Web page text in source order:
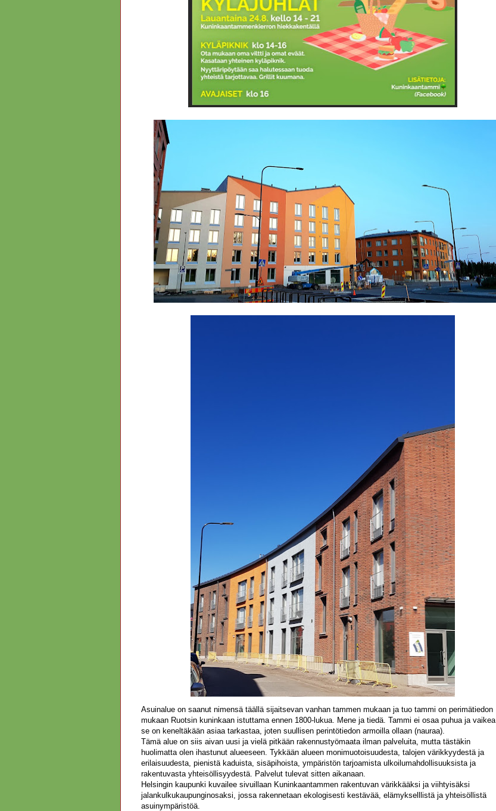
Asuinalue on saanut nimensä täällä sijaitsevan vanhan tammen mukaan ja tuo tammi on perimätiedon
mukaan Ruotsin kuninkaan istuttama ennen 1800-lukua. Mene ja tiedä. Tammi ei osaa puhua ja vaikea
se on keneltäkään asiaa tarkastaa, joten suullisen perintötiedon armoilla ollaan (nauraa).
Tämä alue on siis aivan uusi ja vielä pitkään rakennustyömaata ilman palveluita, mutta tästäkin
huolimatta olen ihastunut alueeseen. Tykkään alueen monimuotoisuudesta, talojen värikkyydestä ja
erilaisuudesta, pienistä kaduista, sisäpihoista, ympäristön tarjoamista ulkoilumahdollisuuksista ja
rakentuvasta yhteisöllisyydestä. Palvelut tulevat sitten aikanaan.
Helsingin kaupunki kuvailee sivuillaan Kuninkaantammen rakentuvan värikkääksi ja viihtyisäksi
jalankulkukaupunginosaksi, jossa rakennetaan ekologisesti kestävää, elämykselllistä ja yhteisöllistä
asuinympäristöä.